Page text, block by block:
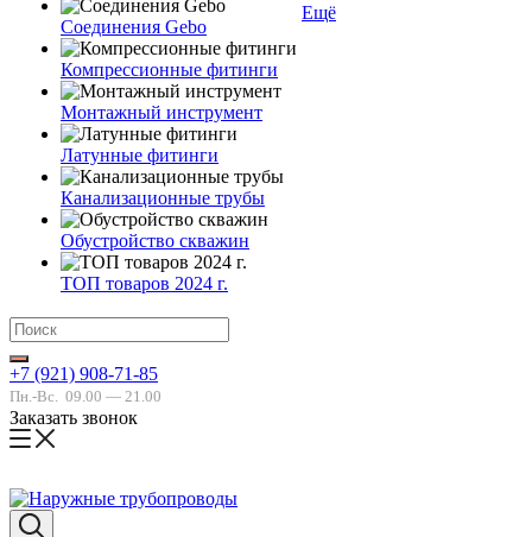
Соединения Gebo
Компрессионные фитинги
Монтажный инструмент
Латунные фитинги
Канализационные трубы
Обустройство скважин
ТОП товаров 2024 г.
Ещё
+7 (921) 908-71-85
Пн.-Вс. 09.00 — 21.00
Заказать звонок